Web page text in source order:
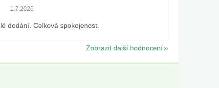
Hodnocení obchodu je 5 z 5 hvězdiček.
1.7.2026
dodání. Celková spokojenost.
Zobrazit další hodnocení